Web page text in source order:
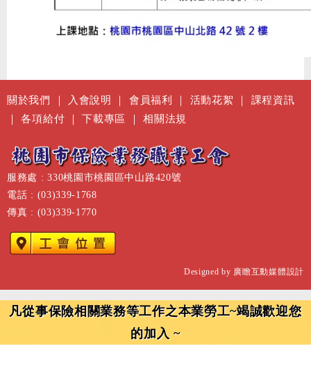
關於我們 ｜ 入會說明 ｜ 會員福利 ｜ 活動花絮 ｜ 課程資訊
｜各項給付 ｜下載專區 ｜相關法規
服務處 : 330桃園市桃園區中山路420號
電話 : (03)339-1768
傳真 : (03)339-1770
Designed by 廣瞻互動媒體設計
凡從事保險相關業務等工作之本業勞工~竭誠歡迎您
的加入 ~